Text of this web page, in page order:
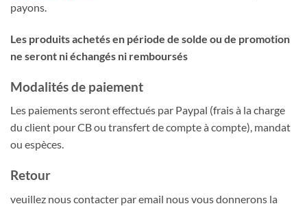
payons.
Les produits achetés en période de solde ou de promotion
ne seront ni échangés ni remboursés
Modalités de paiement
Les paiements seront effectués par Paypal (frais à la charge
du client pour CB ou transfert de compte à compte), mandat
ou espèces.
Retour
veuillez nous contacter par email nous vous donnerons la